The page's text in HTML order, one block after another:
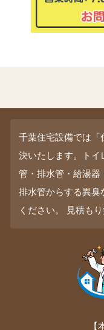
千葉住宅設備では
決いたします。ト
管・排水管・給湯
排水管からする異
ください。 見積も